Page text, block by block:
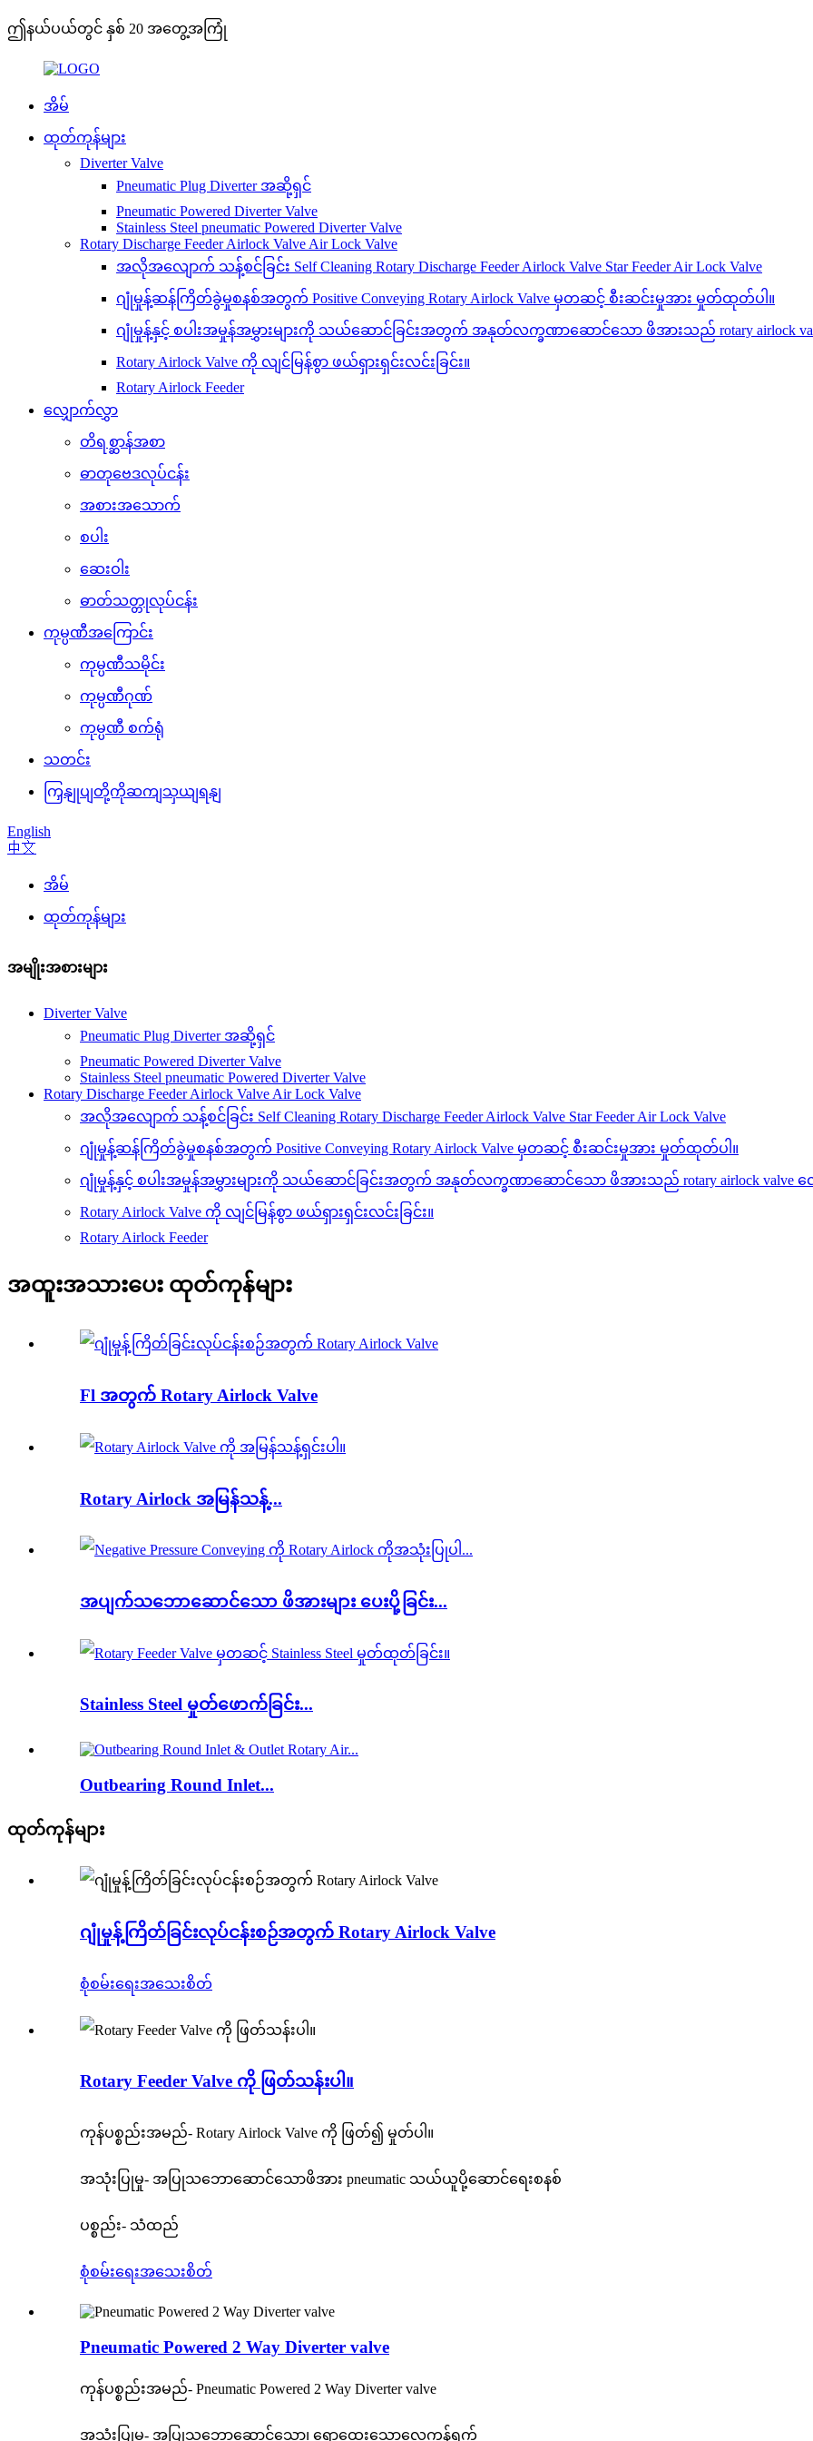
ဤနယ်ပယ်တွင် နှစ် 20 အတွေ့အကြုံ
အိမ်
ထုတ်ကုန်များ
Diverter Valve
Pneumatic Plug Diverter အဆို့ရှင်
Pneumatic Powered Diverter Valve
Stainless Steel pneumatic Powered Diverter Valve
Rotary Discharge Feeder Airlock Valve Air Lock Valve
အလိုအလျောက် သန့်စင်ခြင်း Self Cleaning Rotary Discharge Feeder Airlock Valve Star Feeder Air Lock Valve
ဂျုံမှုန့်ဆန်ကြိတ်ခွဲမှုစနစ်အတွက် Positive Conveying Rotary Airlock Valve မှတဆင့် စီးဆင်းမှုအား မှုတ်ထုတ်ပါ။
ဂျုံမှုန့်နှင့် စပါးအမှုန်အမွှားများကို သယ်ဆောင်ခြင်းအတွက် အနုတ်လက္ခဏာဆောင်သော ဖိအားသည် rotary airlock
Rotary Airlock Valve ကို လျင်မြန်စွာ ဖယ်ရှားရှင်းလင်းခြင်း။
Rotary Airlock Feeder
လျှောက်လွှာ
တိရစ္ဆာန်အစာ
ဓာတုဗေဒလုပ်ငန်း
အစားအသောက်
စပါး
ဆေးဝါး
ဓာတ်သတ္တုလုပ်ငန်း
ကုမ္ပဏီအကြောင်း
ကုမ္ပဏီသမိုင်း
ကုမ္ပဏီဂုဏ်
ကုမ္ပဏီ စက်ရုံ
သတင်း
ကြှနျုပျတို့ကိုဆကျသှယျရနျ
English
中文
အိမ်
ထုတ်ကုန်များ
အမျိုးအစားများ
Diverter Valve
Pneumatic Plug Diverter အဆို့ရှင်
Pneumatic Powered Diverter Valve
Stainless Steel pneumatic Powered Diverter Valve
Rotary Discharge Feeder Airlock Valve Air Lock Valve
အလိုအလျောက် သန့်စင်ခြင်း Self Cleaning Rotary Discharge Feeder Airlock Valve Star Feeder Air Lock Valve
ဂျုံမှုန့်ဆန်ကြိတ်ခွဲမှုစနစ်အတွက် Positive Conveying Rotary Airlock Valve မှတဆင့် စီးဆင်းမှုအား မှုတ်ထုတ်ပါ။
ဂျုံမှုန့်နှင့် စပါးအမှုန်အမွှားများကို သယ်ဆောင်ခြင်းအတွက် အနုတ်လက္ခဏာဆောင်သော ဖိအားသည် rotary airlock valve လ
Rotary Airlock Valve ကို လျင်မြန်စွာ ဖယ်ရှားရှင်းလင်းခြင်း။
Rotary Airlock Feeder
အထူးအသားပေး ထုတ်ကုန်များ
Fl အတွက် Rotary Airlock Valve
Rotary Airlock အမြန်သန့်...
အပျက်သဘောဆောင်သော ဖိအားများ ပေးပို့ခြင်း...
Stainless Steel မှုတ်ဖောက်ခြင်း...
Outbearing Round Inlet...
ထုတ်ကုန်များ
ဂျုံမှုန့်ကြိတ်ခြင်းလုပ်ငန်းစဉ်အတွက် Rotary Airlock Valve
စုံစမ်းရေးအသေးစိတ်
Rotary Feeder Valve ကို ဖြတ်သန်းပါ။
ကုန်ပစ္စည်းအမည်- Rotary Airlock Valve ကို ဖြတ်၍ မှုတ်ပါ။
အသုံးပြုမှု- အပြုသဘောဆောင်သောဖိအား pneumatic သယ်ယူပို့ဆောင်ရေးစနစ်
ပစ္စည်း- သံထည်
စုံစမ်းရေးအသေးစိတ်
Pneumatic Powered 2 Way Diverter valve
ကုန်ပစ္စည်းအမည်- Pneumatic Powered 2 Way Diverter valve
အသုံးပြုမှု- အပြုသဘောဆောင်သော၊ ရောထွေးသောလေကွန်ရက်